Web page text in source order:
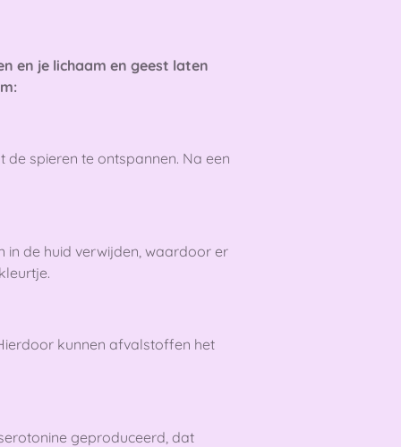
en je lichaam en geest laten
spieren te ontspannen. Na een
de huid verwijden, waardoor er
kunnen afvalstoffen het
geproduceerd, dat